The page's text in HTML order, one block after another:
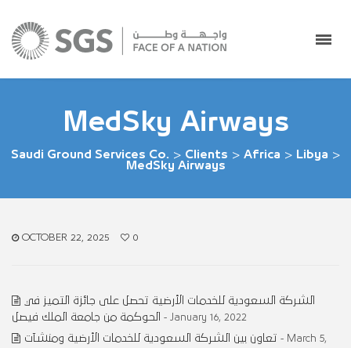
MedSky Airways
Saudi Ground Services Co. > Clients > Africa > Libya >
MedSky Airways
OCTOBER 22, 2025 0
الشركة السعودية للخدمات الأرضية تحصل على جائزة التميز في
الحوكمة من جامعة الملك فيصل
- January 16, 2022
تعاون بين الشركة السعودية للخدمات الأرضية ومنشآت - March 5,